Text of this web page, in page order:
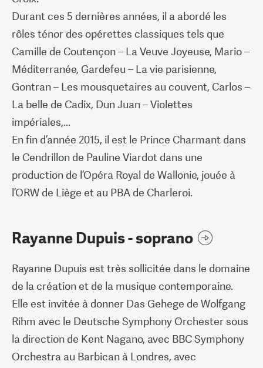
Durant ces 5 dernières années, il a abordé les
rôles ténor des opérettes classiques tels que
Camille de Coutençon – La Veuve Joyeuse, Mario –
Méditerranée, Gardefeu – La vie parisienne,
Gontran – Les mousquetaires au couvent, Carlos –
La belle de Cadix, Dun Juan – Violettes
impériales,...
En fin d’année 2015, il est le Prince Charmant dans
le Cendrillon de Pauline Viardot dans une
production de l’Opéra Royal de Wallonie, jouée à
l’ORW de Liège et au PBA de Charleroi.
Rayanne Dupuis - soprano
Rayanne Dupuis est très sollicitée dans le domaine
de la création et de la musique contemporaine.
Elle est invitée à donner Das Gehege de Wolfgang
Rihm avec le Deutsche Symphony Orchester sous
la direction de Kent Nagano, avec BBC Symphony
Orchestra au Barbican à Londres, avec